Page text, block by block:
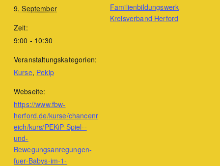
9. September
Zeit:
9:00 - 10:30
Veranstaltungskategorien:
Kurse, Pekip
Webseite:
https://www.fbw-
herford.de/kurse/chancenr
eich/kurs/PEKiP-Spiel--
und-
Bewegungsanregungen-
fuer-Babys-im-1-
Familienbildungswerk
Kreisverband Herford